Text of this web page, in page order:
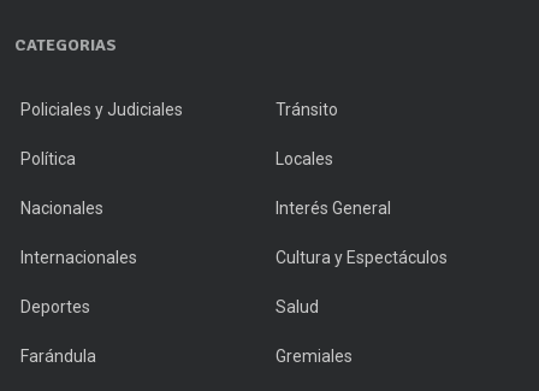
CATEGORIAS
Policiales y Judiciales Tránsito
Política Locales
Nacionales Interés General
Internacionales Cultura y Espectáculos
Deportes Salud
Farándula Gremiales